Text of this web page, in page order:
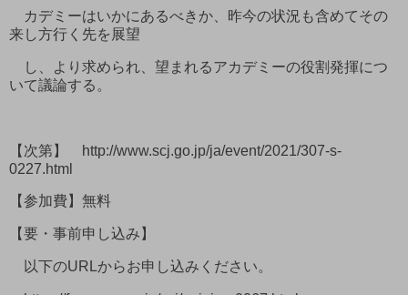
カデミーはいかにあるべきか、昨今の状況も含めてその
来し方行く先を展望
し、より求められ、望まれるアカデミーの役割発揮につ
いて議論する。
【次第】 http://www.scj.go.jp/ja/event/2021/307-s-
0227.html
【参加費】無料
【要・事前申し込み】
以下のURLからお申し込みください。